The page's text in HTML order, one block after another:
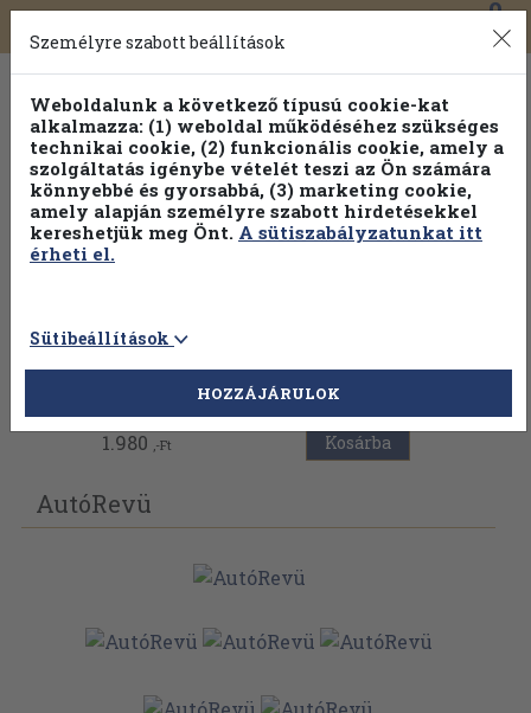
Toggle
navigation
0
Válogasson több mint 30 000 kötet közül
Hobbi témakörökben20% kedvezménnyel!
Vissza az előző oldalra
1.980 ,-Ft Kosárba
AutóRevü
Személyre szabott beállítások
Weboldalunk a következő típusú cookie-kat
alkalmazza: (1) weboldal működéséhez szükséges
technikai cookie, (2) funkcionális cookie, amely a
szolgáltatás igénybe vételét teszi az Ön számára
könnyebbé és gyorsabbá, (3) marketing cookie,
amely alapján személyre szabott hirdetésekkel
kereshetjük meg Önt. A sütiszabályzatunkat itt
érheti el.
Sütibeállítások
HOZZÁJÁRULOK